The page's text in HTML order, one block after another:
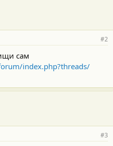
#2
сам
index.php?threads/
#3